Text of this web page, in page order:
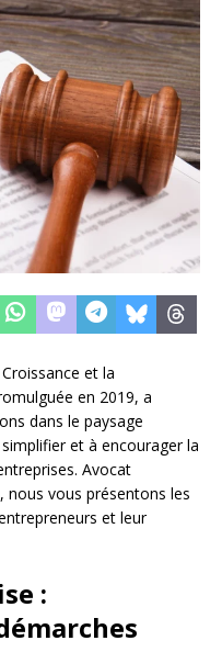
et la
en 2019, a
dans le paysage
et à encourager la
Avocat
nous vous présentons les
et leur
: